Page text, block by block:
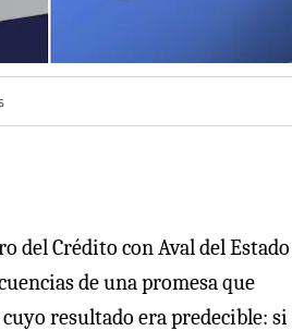
del Crédito con Aval del Estado
de una promesa que
resultado era predecible: si